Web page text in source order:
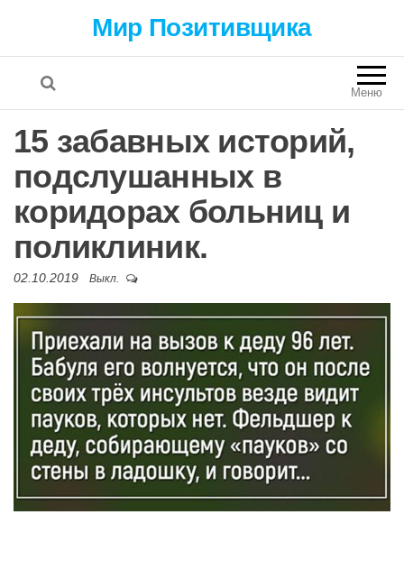
Мир Позитивщика
Меню
15 забавных историй,
подслушанных в
коридорах больниц и
поликлиник.
02.10.2019 Выкл.